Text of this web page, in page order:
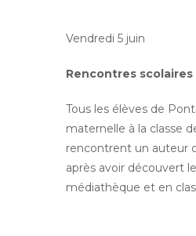
Vendredi 5 juin
Rencontres scolaires
Tous les élèves de
maternelle à la classe
rencontrent un auteur
après avoir découvert
médiathèque et en